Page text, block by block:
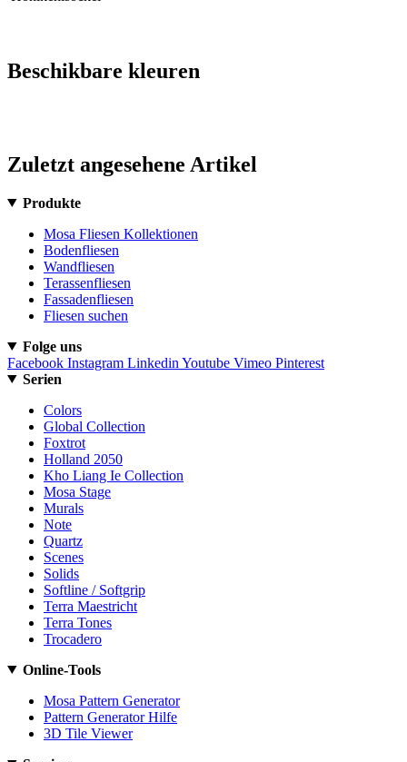
Beschikbare kleuren
Zuletzt angesehene Artikel
Produkte
Mosa Fliesen Kollektionen
Bodenfliesen
Wandfliesen
Terassenfliesen
Fassadenfliesen
Fliesen suchen
Folge uns
Facebook Instagram Linkedin Youtube Vimeo Pinterest
Serien
Colors
Global Collection
Foxtrot
Holland 2050
Kho Liang Ie Collection
Mosa Stage
Murals
Note
Quartz
Scenes
Solids
Softline / Softgrip
Terra Maestricht
Terra Tones
Trocadero
Online-Tools
Mosa Pattern Generator
Pattern Generator Hilfe
3D Tile Viewer